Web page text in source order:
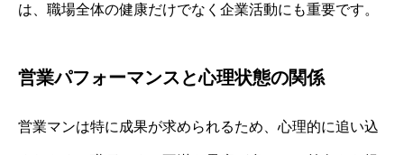
は、職場全体の健康だけでなく企業活動にも重要です。
営業パフォーマンスと心理状態の関係
営業マンは特に成果が求められるため、心理的に追い込